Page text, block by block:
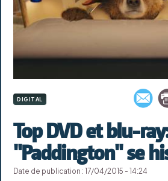
DIGITAL
Top DVD et blu-
"Paddington" se
Date de publication : 17/04/2015 - 14:24